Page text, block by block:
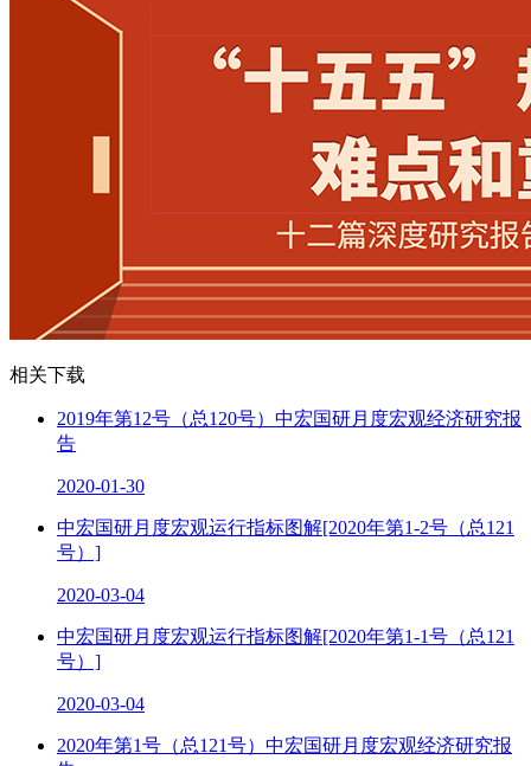
相关下载
2019年第12号（总120号）中宏国研月度宏观经济研究报
告
2020-01-30
中宏国研月度宏观运行指标图解[2020年第1-2号（总121
号）]
2020-03-04
中宏国研月度宏观运行指标图解[2020年第1-1号（总121
号）]
2020-03-04
2020年第1号（总121号）中宏国研月度宏观经济研究报